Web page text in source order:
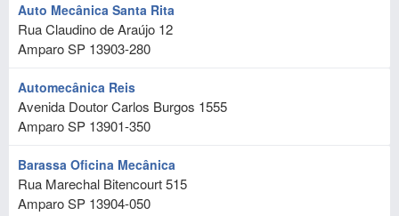
Auto Mecânica Santa Rita
Rua Claudino de Araújo 12
AmparoSP 13903-280
Automecânica Reis
Avenida Doutor Carlos Burgos 1555
AmparoSP 13901-350
Barassa Oficina Mecânica
Rua Marechal Bitencourt 515
AmparoSP 13904-050